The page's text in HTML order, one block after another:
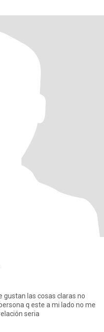
gustan las cosas claras no
q este a mi lado no me
seria